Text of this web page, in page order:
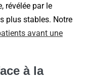
révélée par le
plus stables. Notre
avant une
à la